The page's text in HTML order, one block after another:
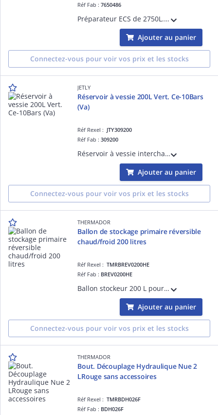
Réf Fab :7650486
Préparateur ECS de 2750L. cuve et serpentin en acier émaillé. protection par anode en magnésium. Puissance échangée max de 89kW avec T° primaire à 70°C et de 155Kw avec T° primaire à 80°C.
Ajouter au panier
Connectez-vous pour voir vos prix et les stocks
JETLY
Réservoir à vessie 200L Vert. Ce-10Bars
(Va)
Réf Rexel : JTY309200
Réf Fab :309200
Réservoir à vessie interchangeable MAXIVAREM vertical, vessie butyle qualité alimentaire ACS. Prégonflé 2 bar. Peu d'entretien et convient pour toutes les eaux. Capacité 200 litres, pression maxi 10 bar, raccordement 1'1/2 M.
Ajouter au panier
Connectez-vous pour voir vos prix et les stocks
THERMADOR
Ballon de stockage primaire réversible
chaud/froid 200 litres
Réf Rexel :TMRBREV0200HE
Réf Fab : BREV0200HE
Ballon stockeur 200 L pour chauffage/refroidissement, réduisant les démarrages chaudière/PAC. Isolation mousse polyuréthane M2, jaquette fixe en tôle galvanisée, piquage 1'1/2 pour résistance d'appoint.
Ajouter au panier
Connectez-vous pour voir vos prix et les stocks
THERMADOR
Bout. Découplage Hydraulique Nue 2
LRouge sans accessoires
Réf Rexel :TMRBDH026F
Réf Fab : BDH026F